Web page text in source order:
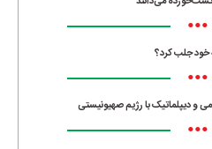
•••
خود جلب کرد؟
•••
و دیپلماتیک با رژیم صهیونیستی
•••